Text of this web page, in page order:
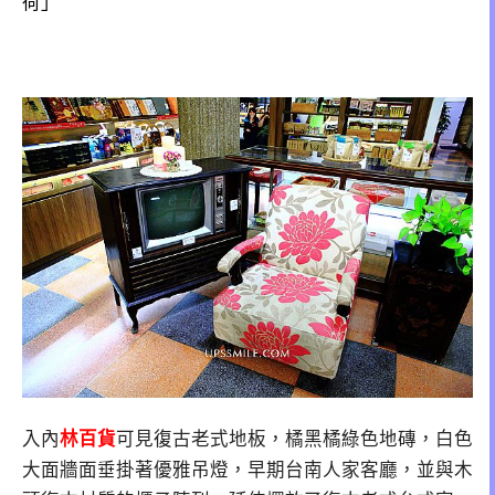
入內林百貨可見復古老式地板，橘黑橘綠色地磚，白色
大面牆面垂掛著優雅吊燈，早期台南人家客廳，並與木